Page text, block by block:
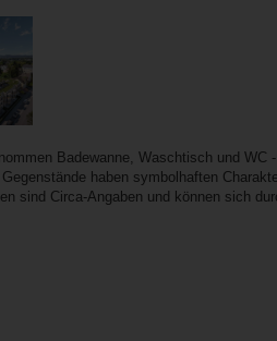
Badewanne, Waschtisch und WC
haben symbolhaften
sind Circa-Angaben und können sich